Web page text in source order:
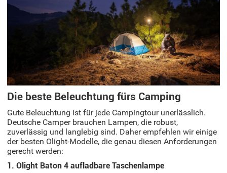
Die beste Beleuchtung fürs Camping
Gute Beleuchtung ist für jede Campingtour unerlässlich.
Deutsche Camper brauchen Lampen, die robust,
zuverlässig und langlebig sind. Daher empfehlen wir einige
der besten Olight-Modelle, die genau diesen Anforderungen
gerecht werden:
1. Olight Baton 4 aufladbare Taschenlampe